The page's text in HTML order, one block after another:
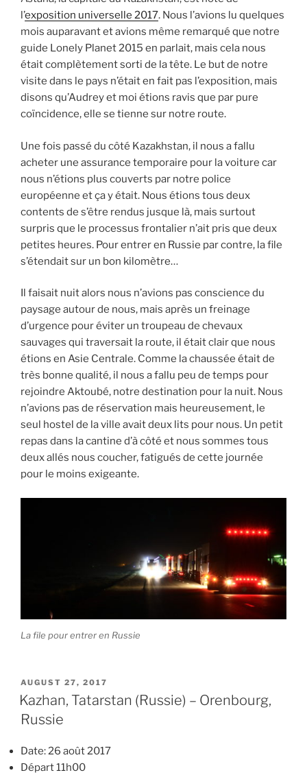
l’exposition universelle 2017. Nous l’avions lu quelques
mois auparavant et avions même remarqué que notre
guide Lonely Planet 2015 en parlait, mais cela nous
était complètement sorti de la tête. Le but de notre
visite dans le pays n’était en fait pas l’exposition, mais
disons qu’Audrey et moi étions ravis que par pure
coïncidence, elle se tienne sur notre route.
Une fois passé du côté Kazakhstan, il nous a fallu
acheter une assurance temporaire pour la voiture car
nous n’étions plus couverts par notre police
européenne et ça y était. Nous étions tous deux
contents de s’être rendus jusque là, mais surtout
surpris que le processus frontalier n’ait pris que deux
petites heures. Pour entrer en Russie par contre, la file
s’étendait sur un bon kilomètre…
Il faisait nuit alors nous n’avions pas conscience du
paysage autour de nous, mais après un freinage
d’urgence pour éviter un troupeau de chevaux
sauvages qui traversait la route, il était clair que nous
étions en Asie Centrale. Comme la chaussée était de
très bonne qualité, il nous a fallu peu de temps pour
rejoindre Aktoubé, notre destination pour la nuit. Nous
n’avions pas de réservation mais heureusement, le
seul hostel de la ville avait deux lits pour nous. Un petit
repas dans la cantine d’à côté et nous sommes tous
deux allés nous coucher, fatigués de cette journée
pour le moins exigeante.
La file pour entrer en Russie
POSTED
ON
AUGUST 27, 2017
Kazhan, Tatarstan (Russie) – Orenbourg,
Russie
Date: 26 août 2017
Départ 11h00